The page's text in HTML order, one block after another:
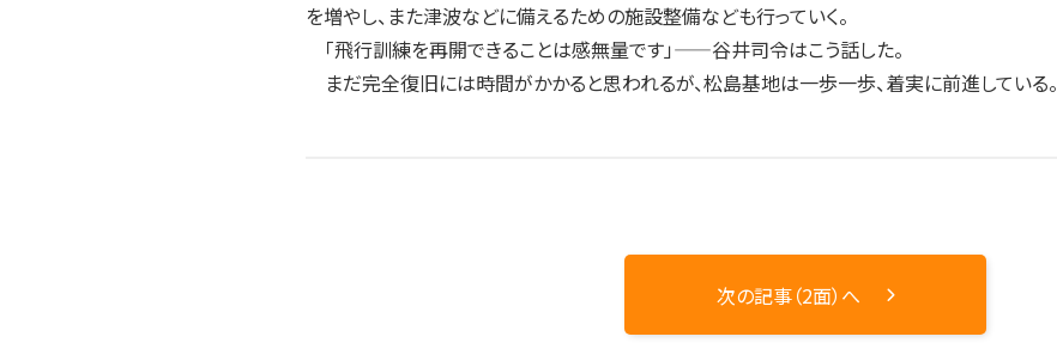
を増やし、また津波などに備えるための施設整備なども行っていく。
「飛行訓練を再開できることは感無量です」——谷井司令はこう話した。
まだ完全復旧には時間がかかると思われるが、松島基地は一歩一歩、着実に前進している。
次の記事（2面）へ